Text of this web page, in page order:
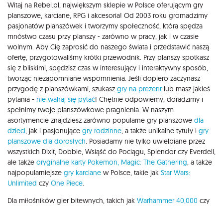
Witaj na Rebel.pl, największym sklepie w Polsce oferującym gry
planszowe, karciane, RPG i akcesoria! Od 2003 roku gromadzimy
pasjonatów planszówek i tworzymy społeczność, która spędza
mnóstwo czasu przy planszy - zarówno w pracy, jak i w czasie
wolnym. Aby Cię zaprosić do naszego świata i przedstawić naszą
ofertę, przygotowaliśmy krótki przewodnik. Przy planszy spotkasz
się z bliskimi, spędzisz czas w interesujący i interaktywny sposób,
tworząc niezapomniane wspomnienia. Jeśli dopiero zaczynasz
przygodę z planszówkami, szukasz gry na prezent lub masz jakieś
pytania - nie wahaj się pytać! Chętnie odpowiemy, doradzimy i
spełnimy twoje planszówkowe pragnienia. W naszym
asortymencie znajdziesz zarówno popularne gry planszowe dla
dzieci, jak i pasjonujące gry rodzinne, a także unikalne tytuły i gry
planszowe dla dorosłych. Posiadamy nie tylko uwielbiane przez
wszystkich Dixit, Dobble, Wsiąść do Pociągu, Splendor czy Everdell,
ale także oryginalne karty Pokemon, Magic: The Gathering, a także
najpopularniejsze gry karciane w Polsce, takie jak Star Wars:
Unlimited czy One Piece.
Dla miłośników gier bitewnych, takich jak Warhammer 40,000 czy